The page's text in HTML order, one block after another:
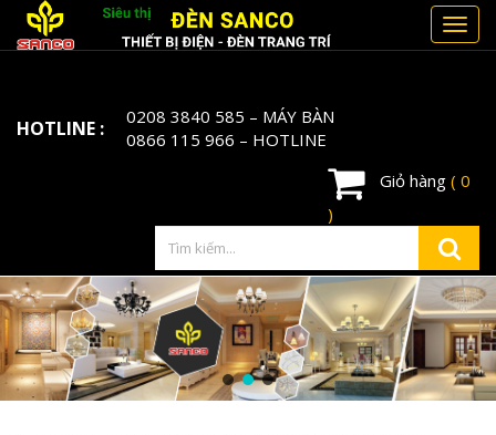
HOTLINE : 0208 3840 585 – MÁY BÀN
0866 115 966 – HOTLINE
Giỏ hàng ( 0
)